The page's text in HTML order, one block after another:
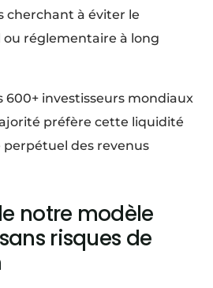
cherchant à éviter le
ou réglementaire à long
600+ investisseurs mondiaux
préfère cette liquidité
des revenus
notre modèle
risques de